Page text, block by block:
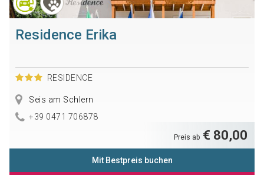
Residence Erika
RESIDENCE
Seis am Schlern
+39 0471 706878
Preis ab € 80,00
Mit Bestpreis buchen